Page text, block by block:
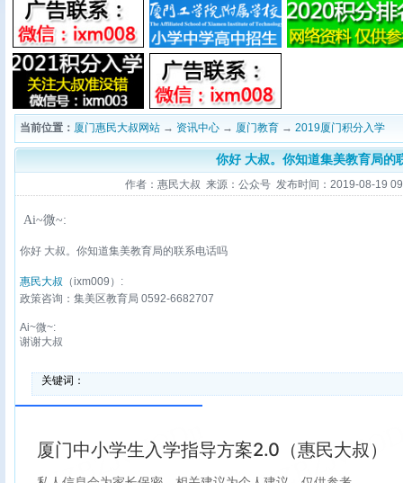
当前位置： 厦门惠民大叔网站 → 资讯中心 → 厦门教育 → 2019厦门积分入学
你好 大叔。你知道集美教育局的
作者：惠民大叔 来源：公众号 发布时间：2019-08-19
Ai~微~:
你好 大叔。你知道集美教育局的联系电话吗
惠民大叔 （ixm009）:
政策咨询：集美区教育局 0592-6682707
Ai~微~:
谢谢大叔
关键词：